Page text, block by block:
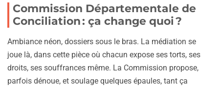
Commission Départementale de
Conciliation : ça change quoi ?
Ambiance néon, dossiers sous le bras. La médiation se
joue là, dans cette pièce où chacun expose ses torts, ses
droits, ses souffrances même. La Commission propose,
parfois dénoue, et soulage quelques épaules, tant ça